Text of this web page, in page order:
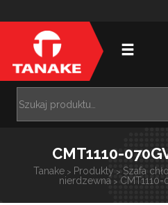
CMT1110-
Tanake > Produkty > Szafa
nierdzewna >